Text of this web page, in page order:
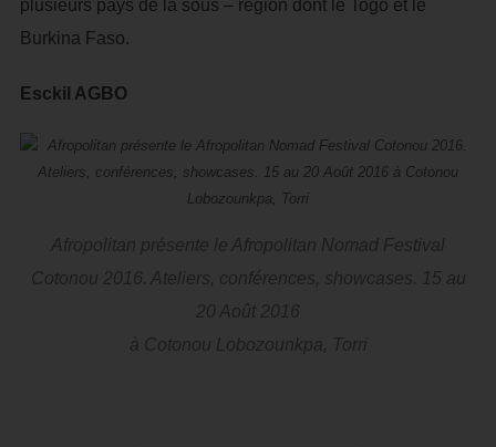
plusieurs pays de la sous – région dont le Togo et le
Burkina Faso.
Esckil AGBO
Afropolitan présente le Afropolitan Nomad Festival
Cotonou 2016. Ateliers, conférences, showcases. 15 au
20 Août 2016
à Cotonou Lobozounkpa, Torri